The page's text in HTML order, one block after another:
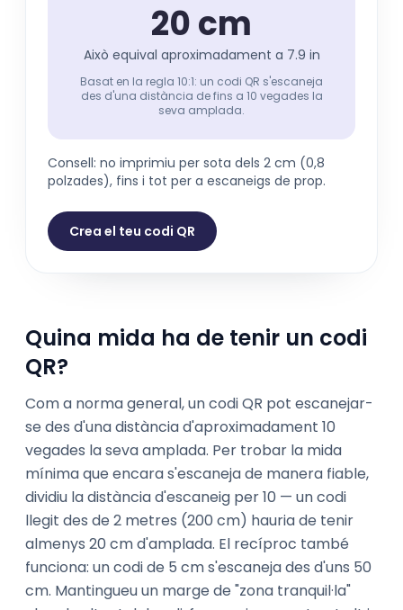
20 cm
Això equival aproximadament a 7.9 in
Basat en la regla 10:1: un codi QR s'escaneja
des d'una distància de fins a 10 vegades la
seva amplada.
Consell: no imprimiu per sota dels 2 cm (0,8
polzades), fins i tot per a escaneigs de prop.
Crea el teu codi QR
Quina mida ha de tenir un codi
QR?
Com a norma general, un codi QR pot escanejar-
se des d'una distància d'aproximadament 10
vegades la seva amplada. Per trobar la mida
mínima que encara s'escaneja de manera fiable,
dividiu la distància d'escaneig per 10 — un codi
llegit des de 2 metres (200 cm) hauria de tenir
almenys 20 cm d'amplada. El recíproc també
funciona: un codi de 5 cm s'escaneja des d'uns 50
cm. Mantingueu un marge de "zona tranquil·la"